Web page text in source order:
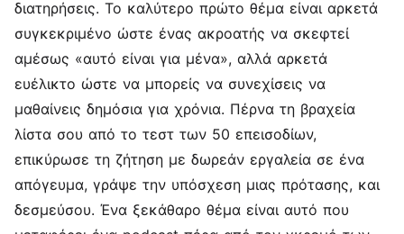
διατηρήσεις. Το καλύτερο πρώτο θέμα είναι αρκετά
συγκεκριμένο ώστε ένας ακροατής να σκεφτεί
αμέσως «αυτό είναι για μένα», αλλά αρκετά
ευέλικτο ώστε να μπορείς να συνεχίσεις να
μαθαίνεις δημόσια για χρόνια. Πέρνα τη βραχεία
λίστα σου από το τεστ των 50 επεισοδίων,
επικύρωσε τη ζήτηση με δωρεάν εργαλεία σε ένα
απόγευμα, γράψε την υπόσχεση μιας πρότασης, και
δεσμεύσου. Ένα ξεκάθαρο θέμα είναι αυτό που